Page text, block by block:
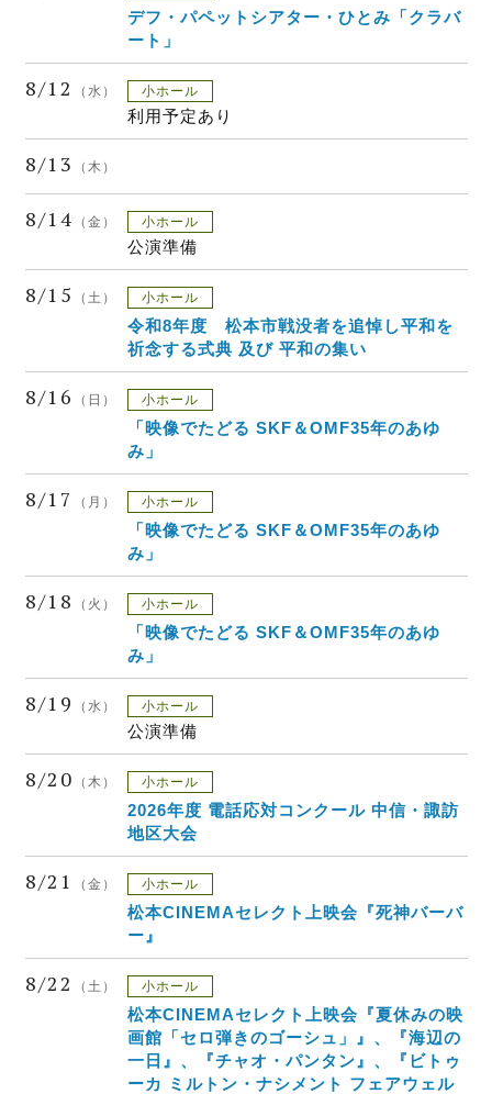
デフ・パペットシアター・ひとみ「クラバ
ート」
8/12 （水） 小ホール
利用予定あり
8/13 （木）
8/14 （金） 小ホール
公演準備
8/15 （土） 小ホール
令和8年度 松本市戦没者を追悼し平和を
祈念する式典 及び 平和の集い
8/16 （日） 小ホール
「映像でたどる SKF＆OMF35年のあゆ
み」
8/17 （月） 小ホール
「映像でたどる SKF＆OMF35年のあゆ
み」
8/18 （火） 小ホール
「映像でたどる SKF＆OMF35年のあゆ
み」
8/19 （水） 小ホール
公演準備
8/20 （木） 小ホール
2026年度 電話応対コンクール 中信・諏訪
地区大会
8/21 （金） 小ホール
松本CINEMAセレクト上映会『死神バーバ
ー』
8/22 （土） 小ホール
松本CINEMAセレクト上映会『夏休みの映
画館「セロ弾きのゴーシュ」』、『海辺の
一日』、『チャオ・パンタン』、『ビトゥ
ーカ ミルトン・ナシメント フェアウェル